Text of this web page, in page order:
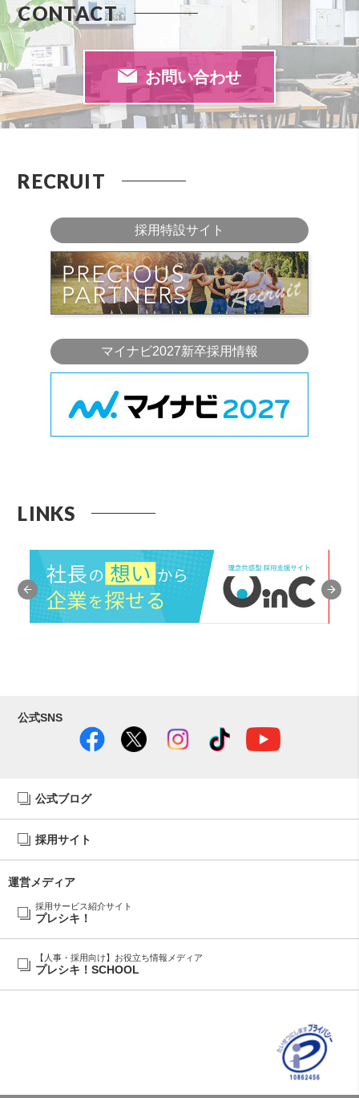
CONTACT
お問い合わせ
RECRUIT
採用特設サイト
マイナビ2027新卒採用情報
LINKS
公式SNS
公式ブログ
採用サイト
運営メディア
採用サービス紹介サイト
プレシキ！
【人事・採用向け】お役立ち情報メディア
プレシキ！SCHOOL